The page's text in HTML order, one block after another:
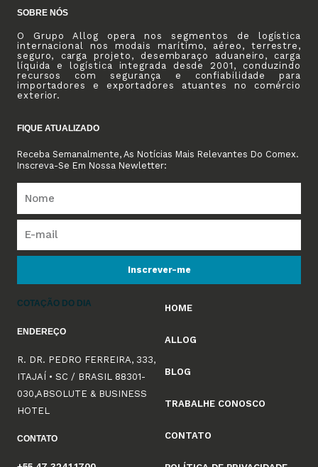
SOBRE NÓS
O Grupo Allog opera nos segmentos de logística
internacional nos modais marítimo, aéreo, terrestre,
seguro, carga projeto, desembaraço aduaneiro, carga
líquida e logística integrada desde 2001, conduzindo
recursos com segurança e confiabilidade para
importadores e exportadores atuantes no comércio
exterior.
FIQUE ATUALIZADO
Receba Semanalmente, As Notícias Mais Relevantes Do Comex.
Inscreva-Se Em Nossa Newletter:
Inscrever-me
COTAÇÃO DO DIA
ENDEREÇO
R. DR. PEDRO FERREIRA, 333,
ITAJAÍ • SC / BRASIL 88301-
030,ABSOLUTE & BUSINESS
HOTEL
CONTATO
HOME
ALLOG
BLOG
TRABALHE CONOSCO
CONTATO